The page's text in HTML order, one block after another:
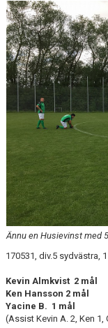
BILDGALLERI
KONTAKT
Ännu en Husievinst med
170531, div.5 sydvästra,
Kevin Almkvist 2 mål
Ken Hansson 2 mål
Yacine B. 1 mål
(Assist Kevin A. 2, Ken 1,